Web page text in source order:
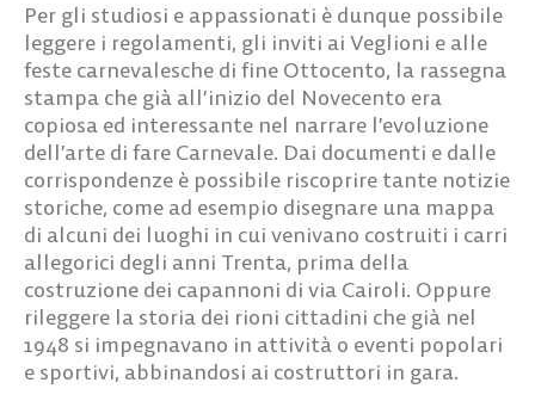
Per gli studiosi e appassionati è dunque possibile
leggere i regolamenti, gli inviti ai Veglioni e alle
feste carnevalesche di fine Ottocento, la rassegna
stampa che già all’inizio del Novecento era
copiosa ed interessante nel narrare l’evoluzione
dell’arte di fare Carnevale. Dai documenti e dalle
corrispondenze è possibile riscoprire tante notizie
storiche, come ad esempio disegnare una mappa
di alcuni dei luoghi in cui venivano costruiti i carri
allegorici degli anni Trenta, prima della
costruzione dei capannoni di via Cairoli. Oppure
rileggere la storia dei rioni cittadini che già nel
1948 si impegnavano in attività o eventi popolari
e sportivi, abbinandosi ai costruttori in gara.